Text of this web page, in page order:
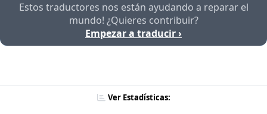
Estos traductores nos están ayudando a reparar el
mundo! ¿Quieres contribuir?
Empezar a traducir ›
Ver Estadísticas: